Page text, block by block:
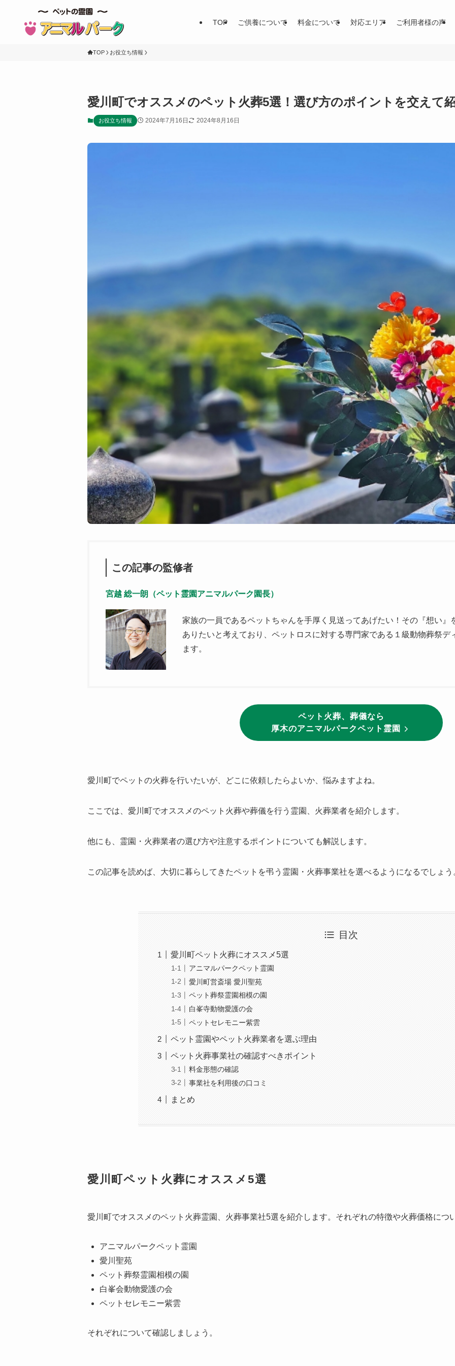
TOP ご供養について 料金について 対応エリア ご利用者様の声
TOP お役立ち情報
愛川町でオススメのペット火葬5選！選び方のポイントを交えて
お役立ち情報 2024年7月16日 2024年8月16日
この記事の監修者
宮越 総一朗（ペット霊園アニマルパーク園長）
家族の一員であるペットちゃんを手厚く見送ってあげたい！その『想い』
ありたいと考えており、ペットロスに対する専門家である１級動物葬祭デ
ます。
ペット火葬、葬儀なら
厚木のアニマルパークペット霊園
愛川町でペットの火葬を行いたいが、どこに依頼したらよいか、悩みますよね。
ここでは、愛川町でオススメのペット火葬や葬儀を行う霊園、火葬業者を紹介します。
他にも、霊園・火葬業者の選び方や注意するポイントについても解説します。
この記事を読めば、大切に暮らしてきたペットを弔う霊園・火葬事業社を選べるようになるでしょう
目次
愛川町ペット火葬にオススメ5選
アニマルパークペット霊園
愛川町営斎場 愛川聖苑
ペット葬祭霊園相模の園
白峯寺動物愛護の会
ペットセレモニー紫雲
ペット霊園やペット火葬業者を選ぶ理由
ペット火葬事業社の確認すべきポイント
料金形態の確認
事業社を利用後の口コミ
まとめ
愛川町ペット火葬にオススメ5選
愛川町でオススメのペット火葬霊園、火葬事業社5選を紹介します。それぞれの特徴や火葬価格につ
アニマルパークペット霊園
愛川聖苑
ペット葬祭霊園相模の園
白峯会動物愛護の会
ペットセレモニー紫雲
それぞれについて確認しましょう。